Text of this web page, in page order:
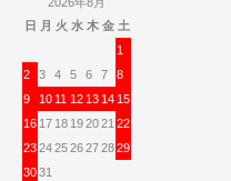
日 月 火 水 木 金 土
1
2
3 4 5 6 7
8
9
10 11 12 13 14 15
16 17 18 192021 22
23242526272829
3031